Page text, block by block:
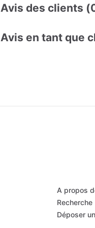
Avis des clients
Avis en tant que
A propos
Recherche
Déposer